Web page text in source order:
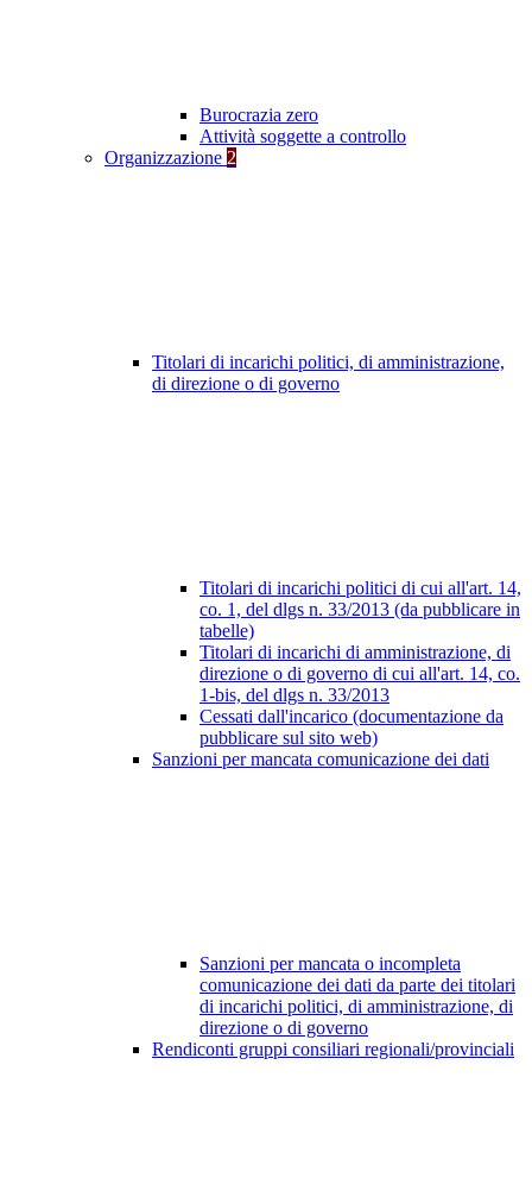
Burocrazia zero
Attività soggette a controllo
Organizzazione 2
Titolari di incarichi politici, di amministrazione,
di direzione o di governo
Titolari di incarichi politici di cui all'art. 14,
co. 1, del dlgs n. 33/2013 (da pubblicare in
tabelle)
Titolari di incarichi di amministrazione, di
direzione o di governo di cui all'art. 14, co.
1-bis, del dlgs n. 33/2013
Cessati dall'incarico (documentazione da
pubblicare sul sito web)
Sanzioni per mancata comunicazione dei dati
Sanzioni per mancata o incompleta
comunicazione dei dati da parte dei titolari
di incarichi politici, di amministrazione, di
direzione o di governo
Rendiconti gruppi consiliari regionali/provinciali